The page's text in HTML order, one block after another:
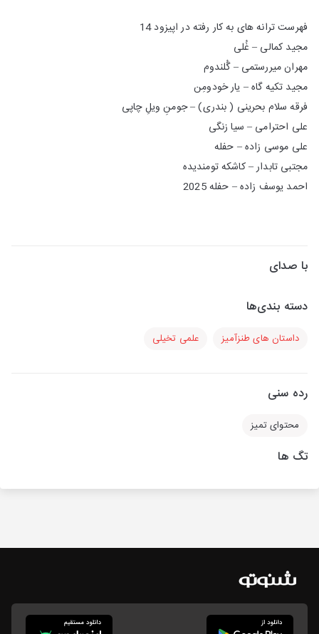
فهرست ترانه های به کار رفته در اپیزود 14
مجید کمالی – غُلی
مهران میررستمی – گُلندوم
مجید تکیه گاه – یار خودومِن
فرقه سلام بحرینی ( بندری) – جومنِ ویلِ چاپی
علی احترامی – سیا زنگی
علی موسی زاده – حفله
مجتبی تابدار – کاشکه تومندیده
احمد یوسف زاده – حفله 2025
با صدای
دسته بندی‌ها
داستان های طنزآمیز علمی تخیلی
رده سنی
محتوای تمیز
تگ ها